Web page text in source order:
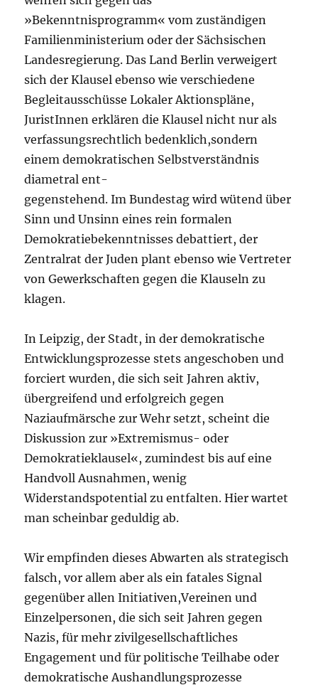
»Bekenntnisprogramm« vom zuständigen
Familienministerium oder der Sächsischen
Landesregierung. Das Land Berlin verweigert
sich der Klausel ebenso wie verschiedene
Begleitausschüsse Lokaler Aktionspläne,
JuristInnen erklären die Klausel nicht nur als
verfassungsrechtlich bedenklich,sondern
einem demokratischen Selbstverständnis
diametral ent-
gegenstehend. Im Bundestag wird wütend über
Sinn und Unsinn eines rein formalen
Demokratiebekenntnisses debattiert, der
Zentralrat der Juden plant ebenso wie Vertreter
von Gewerkschaften gegen die Klauseln zu
klagen.
In Leipzig, der Stadt, in der demokratische
Entwicklungsprozesse stets angeschoben und
forciert wurden, die sich seit Jahren aktiv,
übergreifend und erfolgreich gegen
Naziaufmärsche zur Wehr setzt, scheint die
Diskussion zur »Extremismus- oder
Demokratieklausel«, zumindest bis auf eine
Handvoll Ausnahmen, wenig
Widerstandspotential zu entfalten. Hier wartet
man scheinbar geduldig ab.
Wir empfinden dieses Abwarten als strategisch
falsch, vor allem aber als ein fatales Signal
gegenüber allen Initiativen,Vereinen und
Einzelpersonen, die sich seit Jahren gegen
Nazis, für mehr zivilgesellschaftliches
Engagement und für politische Teilhabe oder
demokratische Aushandlungsprozesse